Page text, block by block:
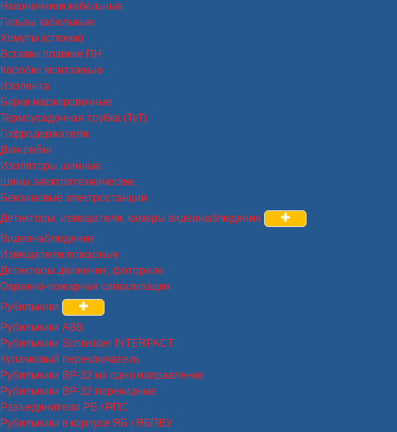
Наконечники кабельные
Гильзы кабельные
Хомуты (стяжки)
Вставки плавкие ПН
Коробки монтажные
Изолента
Бирки маркировочные
Термоусадочная трубка (ТуТ)
Гофродержатели
Дин-рейки
Изоляторы шинные
Шины электротехнические
Бензиновые электростанции
Детекторы, извещатели, камеры видеонаблюдения
Видеонаблюдение
Извещатели пожарные
Детекторы движения, фотореле
Охранно-пожарная сигнализация
Рубильники
Рубильники ABB
Рубильники Schneider INTERPACT
Кулачковый переключатель
Рубильники ВР-32 на одно направление
Рубильники ВР-32 перекидные
Разъединители РЕ / РПС
Рубильники в корпусе ЯБ / ЯБПВУ